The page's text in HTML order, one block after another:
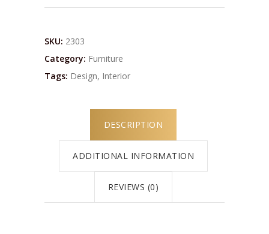
SKU: 2303
Category: Furniture
Tags: Design, Interior
DESCRIPTION
ADDITIONAL INFORMATION
REVIEWS (0)